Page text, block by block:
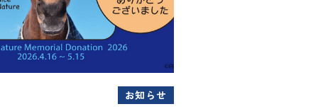
お知らせ